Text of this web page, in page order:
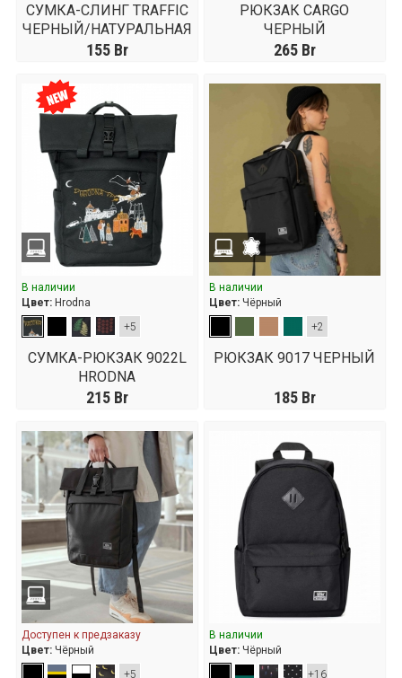
СУМКА-СЛИНГ TRAFFIC
ЧЕРНЫЙ/НАТУРАЛЬНАЯ
КОЖА РЫЖАЯ
155 Br
РЮКЗАК CARGO
ЧЕРНЫЙ
265 Br
В наличии
Цвет: Hrodna
+5
СУМКА-РЮКЗАК 9022L
HRODNA
215 Br
В наличии
Цвет:Чёрный
+2
РЮКЗАК 9017 ЧЕРНЫЙ
185 Br
Доступен к предзаказу
Цвет:Чёрный
+5
В наличии
Цвет:Чёрный
+16